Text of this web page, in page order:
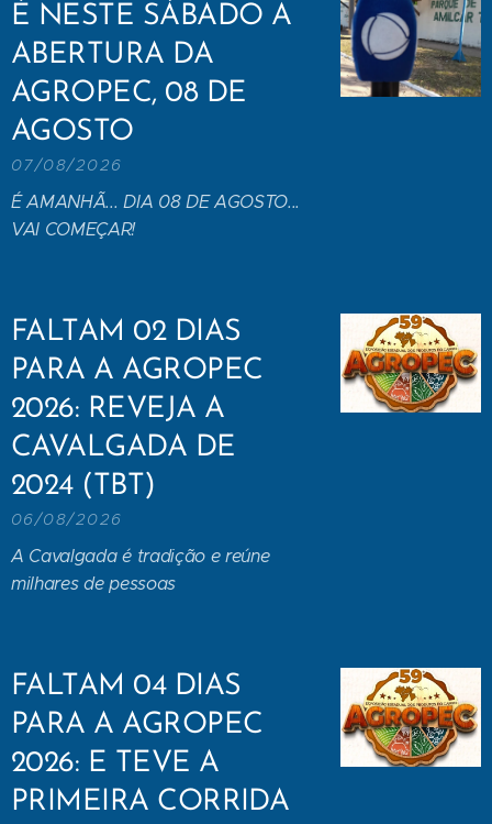
É NESTE SÁBADO A
ABERTURA DA
AGROPEC, 08 DE
AGOSTO
07/08/2026
É AMANHÃ... DIA 08 DE AGOSTO...
VAI COMEÇAR!
FALTAM 02 DIAS
PARA A AGROPEC
2026: REVEJA A
CAVALGADA DE
2024 (TBT)
06/08/2026
A Cavalgada é tradição e reúne
milhares de pessoas
FALTAM 04 DIAS
PARA A AGROPEC
2026: E TEVE A
PRIMEIRA CORRIDA